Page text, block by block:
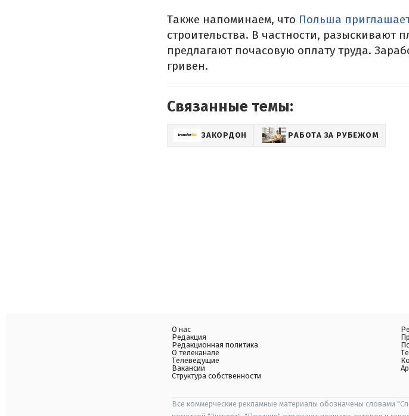
Также напоминаем, что Польша
строительства. В частности, разыскивают
предлагают почасовую оплату труда.
гривен.
Связанные темы:
ЗАКОРДОН РАБОТА ЗА РУБЕЖОМ
О нас
Редакция
Редакционная политика
О телеканале
Телеведущие
Вакансии
Структура собственности
Все коммерческие рекламные материалы обозначены словами